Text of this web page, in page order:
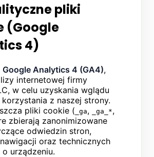
pliki
(Google
4)
Google Analytics 4 (GA4),
internetowej firmy
w celu uzyskania wglądu
z naszej strony.
pliki cookie ( _ga, _ga_*,
zbierają zanonimizowane
odwiedzin stron,
oraz technicznych
urządzeniu.